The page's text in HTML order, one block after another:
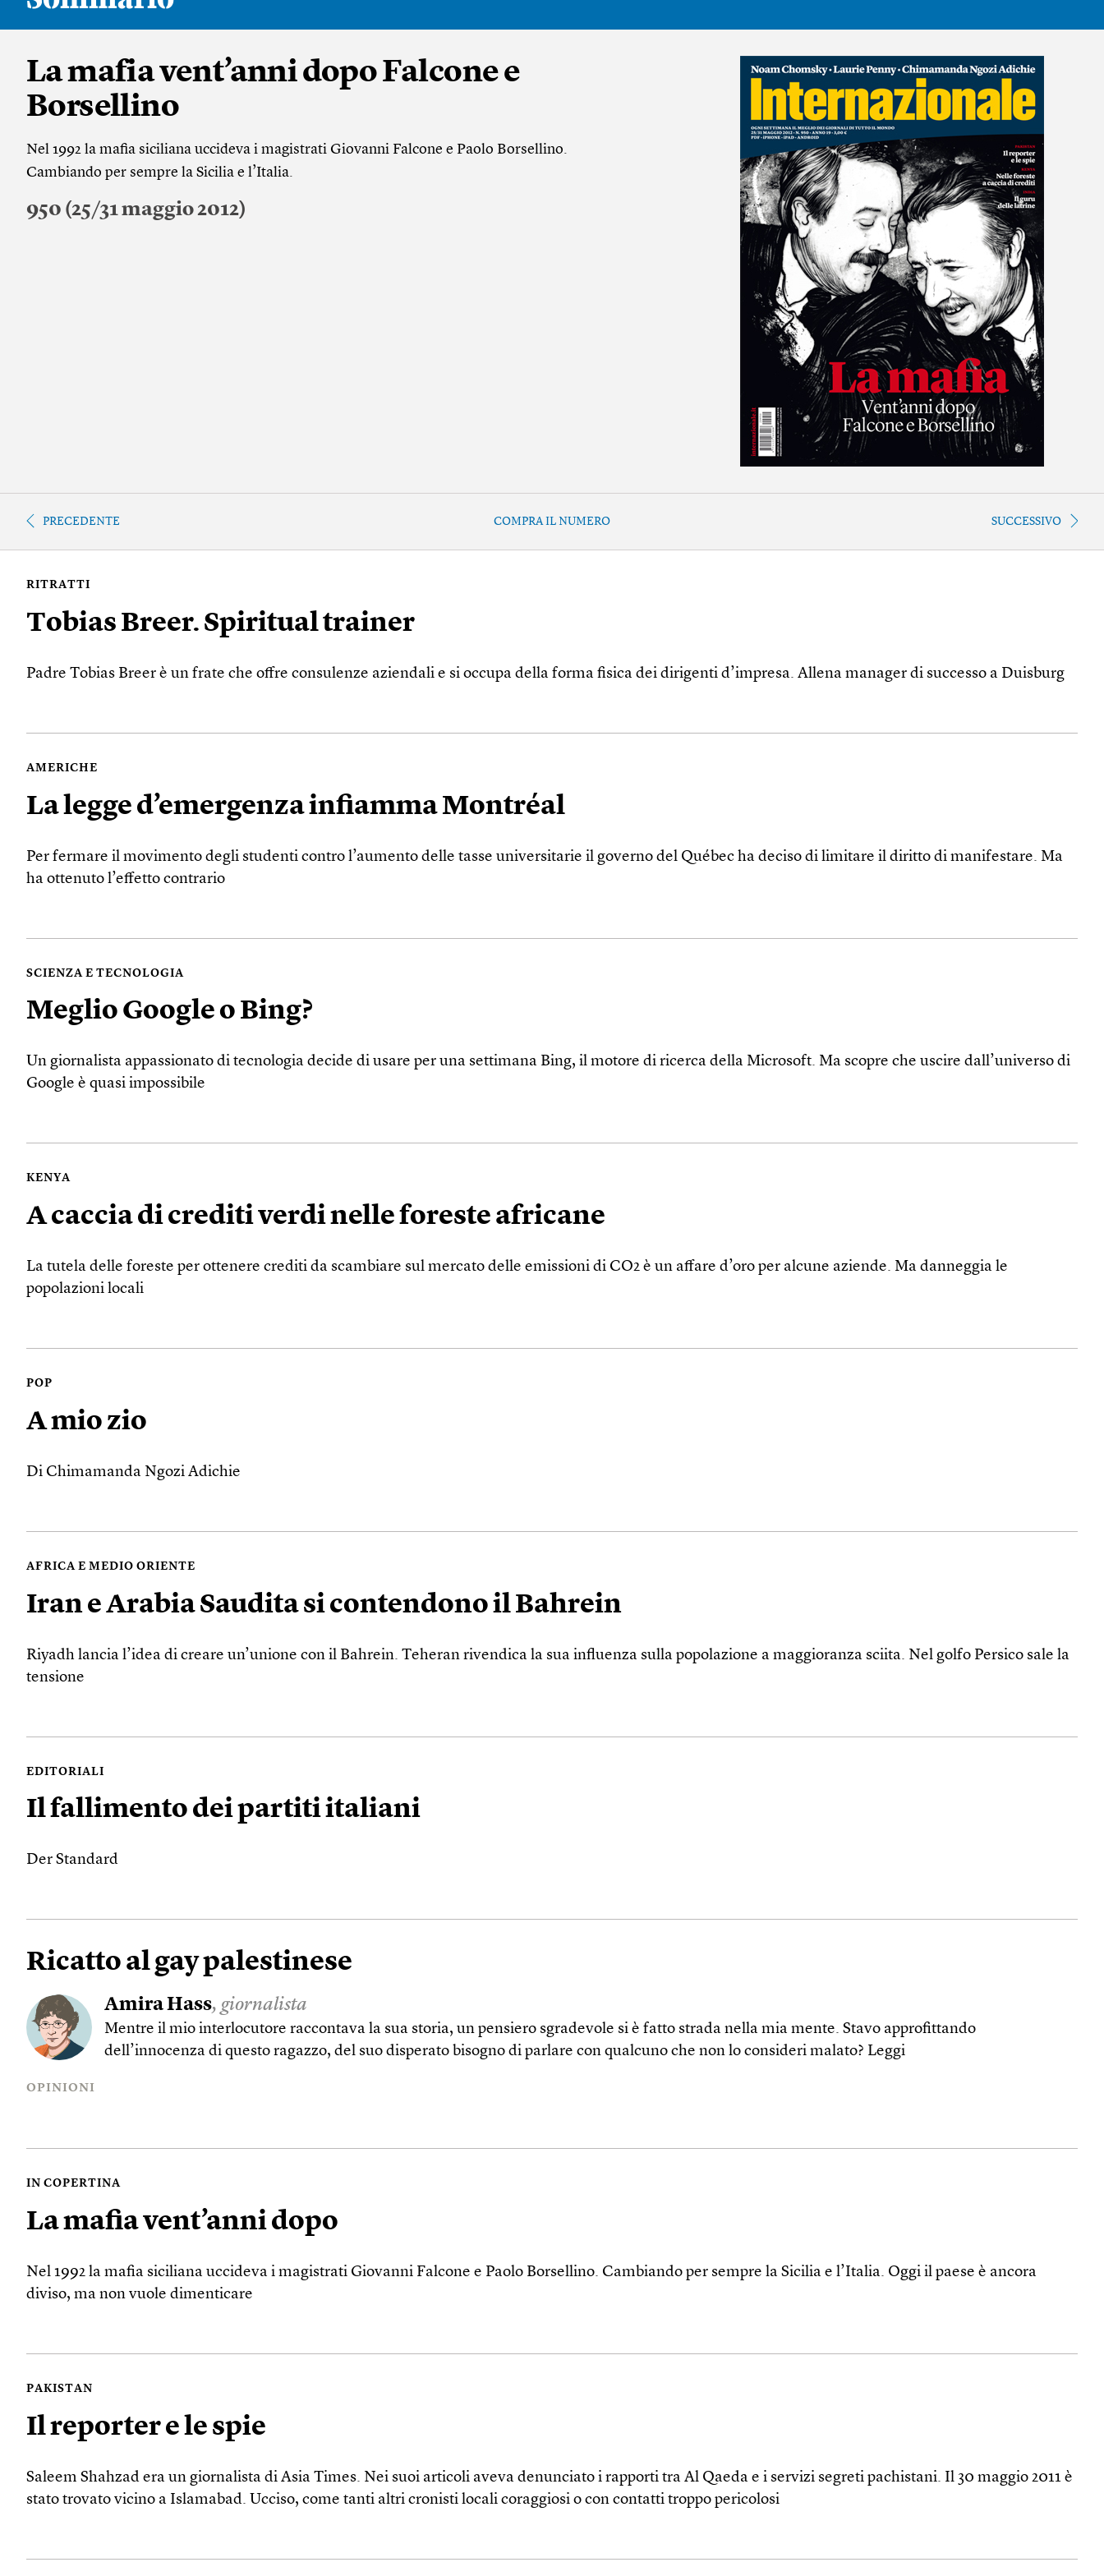
La mafia vent’anni dopo Falcone e
Borsellino
Nel 1992 la mafia siciliana uccideva i magistrati Giovanni Falcone e Paolo Borsellino.
Cambiando per sempre la Sicilia e l’Italia.
950 (25/31 maggio 2012)
PRECEDENTE COMPRA IL NUMERO SUCCESSIVO
RITRATTI
Tobias Breer. Spiritual trainer
Padre Tobias Breer è un frate che offre consulenze aziendali e si occupa della forma fisica dei dirigenti d’impresa. Allena manager di successo a Duisburg
AMERICHE
La legge d’emergenza infiamma Montréal
Per fermare il movimento degli studenti contro l’aumento delle tasse universitarie il governo del Québec ha deciso di limitare il diritto di manifestare. Ma
ha ottenuto l’effetto contrario
SCIENZA E TECNOLOGIA
Meglio Google o Bing?
Un giornalista appassionato di tecnologia decide di usare per una settimana Bing, il motore di ricerca della Microsoft. Ma scopre che uscire dall’universo di
Google è quasi impossibile
KENYA
A caccia di crediti verdi nelle foreste africane
La tutela delle foreste per ottenere crediti da scambiare sul mercato delle emissioni di CO2 è un affare d’oro per alcune aziende. Ma danneggia le
popolazioni locali
POP
A mio zio
Di Chimamanda Ngozi Adichie
AFRICA E MEDIO ORIENTE
Iran e Arabia Saudita si contendono il Bahrein
Riyadh lancia l’idea di creare un’unione con il Bahrein. Teheran rivendica la sua influenza sulla popolazione a maggioranza sciita. Nel golfo Persico sale la
tensione
EDITORIALI
Il fallimento dei partiti italiani
Der Standard
Ricatto al gay palestinese
Amira Hass, giornalista
Mentre il mio interlocutore raccontava la sua storia, un pensiero sgradevole si è fatto strada nella mia mente. Stavo approfittando
dell’innocenza di questo ragazzo, del suo disperato bisogno di parlare con qualcuno che non lo consideri malato? Leggi
OPINIONI
IN COPERTINA
La mafia vent’anni dopo
Nel 1992 la mafia siciliana uccideva i magistrati Giovanni Falcone e Paolo Borsellino. Cambiando per sempre la Sicilia e l’Italia. Oggi il paese è ancora
diviso, ma non vuole dimenticare
PAKISTAN
Il reporter e le spie
Saleem Shahzad era un giornalista di Asia Times. Nei suoi articoli aveva denunciato i rapporti tra Al Qaeda e i servizi segreti pachistani. Il 30 maggio 2011 è
stato trovato vicino a Islamabad. Ucciso, come tanti altri cronisti locali coraggiosi o con contatti troppo pericolosi